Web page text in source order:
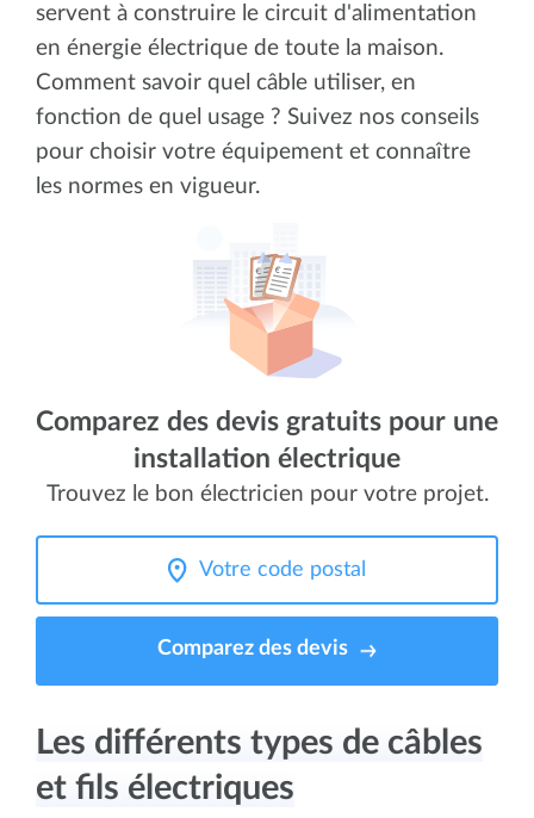
servent à construire le circuit d'alimentation
en énergie électrique de toute la maison.
Comment savoir quel câble utiliser, en
fonction de quel usage ? Suivez nos conseils
pour choisir votre équipement et connaître
les normes en vigueur.
Comparez des devis gratuits pour une
installation électrique
Trouvez le bon électricien pour votre projet.
Comparez des devis
Les différents types de câbles
et fils électriques